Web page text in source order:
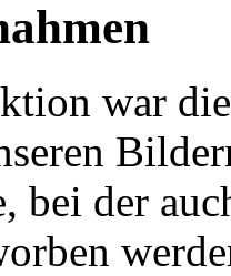
war
bei der